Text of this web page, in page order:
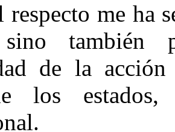
respecto me ha
sino también
de la
los